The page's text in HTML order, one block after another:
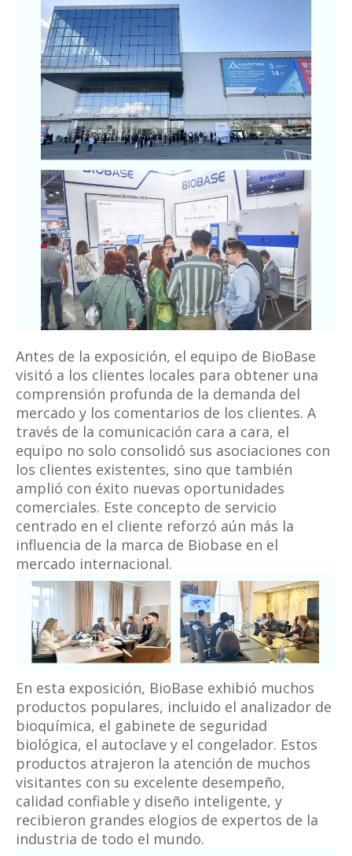
Antes de la exposición, el equipo de BioBase
visitó a los clientes locales para obtener una
comprensión profunda de la demanda del
mercado y los comentarios de los clientes. A
través de la comunicación cara a cara, el
equipo no solo consolidó sus asociaciones con
los clientes existentes, sino que también
amplió con éxito nuevas oportunidades
comerciales. Este concepto de servicio
centrado en el cliente reforzó aún más la
influencia de la marca de Biobase en el
mercado internacional.
En esta exposición, BioBase exhibió muchos
productos populares, incluido el analizador de
bioquímica, el gabinete de seguridad
biológica, el autoclave y el congelador. Estos
productos atrajeron la atención de muchos
visitantes con su excelente desempeño,
calidad confiable y diseño inteligente, y
recibieron grandes elogios de expertos de la
industria de todo el mundo.